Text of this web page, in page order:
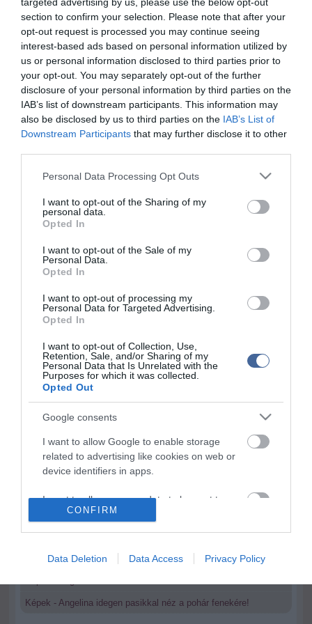
section to confirm your selection. Please note that after your
opt-out request is processed you may continue seeing
interest-based ads based on personal information utilized by
us or personal information disclosed to third parties prior to
your opt-out. You may separately opt-out of the further
disclosure of your personal information by third parties on the
IAB’s list of downstream participants. This information may
also be disclosed by us to third parties on the IAB’s List of
Downstream Participants that may further disclose it to other
Please note that this website/app uses one or more Google
not limited to your visit or usage behaviour. You may click to
grant or deny consent to Google and its third-party tags to
use your data for below specified purposes in below Google
consent section.
Personal Data Processing Opt Outs
I want to opt-out of the Sharing of my
personal data.
Opted In
I want to opt-out of the Sale of my
Personal Data.
Opted In
I want to opt-out of processing my
Personal Data for Targeted Advertising.
Opted In
I want to opt-out of Collection, Use,
Retention, Sale, and/or Sharing of my
Personal Data that Is Unrelated with the
Purposes for which it was collected.
Opted Out
Google consents
I want to allow Google to enable storage
related to advertising like cookies on web or
device identifiers in apps.
I want to allow my user data to be sent to
Google for online advertising purposes.
personalized advertising.
I want to allow Google to enable storage
related to analytics like cookies on web or
CONFIRM
Data Deletion Data Access Privacy Policy
bensőséges együttlétre.
-"Ha becsukjuk az ajtót, máris kopognak rajta a gyerekek, s ha a
nap végén a fürdőszobába menekülnénk egy közös pihentető
fürdőre, ők is azonnal csatlakozni akarnak."– írja aBlikk.
Angelina nem beszélt kapcsoltuk problémáiról...
Jolie beszélt az ENSZ Menekültügyi Szervezetének jószolgálati
nagykövezeteként végzett munkájáról is, de utazásait sem
misztifikálta:
Úgy hangzik, mintha az ember nomád életet élne két nagyon
gyerekkel töltöm. Anya vagyok, és ez a legfontosabb számomra."
visszavonulna a filmes munkától.
"Micsoda ostobaság! Várnak rám az új filmterveim" -
Kapcsolódó írások:
Képek! Angelina Jolie titkos küldetése!
Durva fordulat: Másik pasival fogad örökbe Angelina Jolie!
Képek - Már jön! Brad és Angelina utolsó reménye a hetedik
baba?
Fotók - Hoppá! Angelina: Szeretőt akarok, Brad!
Képek - Durva! Angelina Jolie ájultra fogyta magát?
alszanak!
Képek - Angelina idegen pasikkal néz a pohár fenekére!